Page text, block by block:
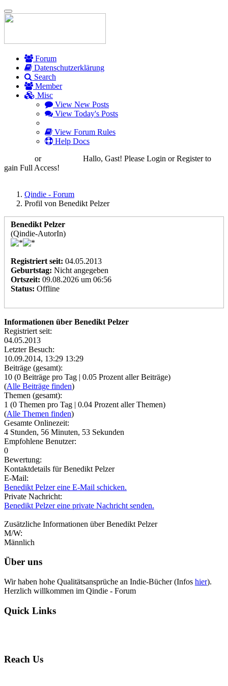
Toggle
navigation
Forum
Datenschutzerklärung
Search
Member
Misc
View New Posts
View Today's Posts
View Forum Rules
Help Docs
or
Hallo, Gast! Please Login or Register to
gain Full Access!
Qindie - Forum
Profil von Benedikt Pelzer
Benedikt Pelzer
(Qindie-AutorIn)
Registriert seit: 04.05.2013
Geburtstag: Nicht angegeben
Ortszeit: 09.08.2026 um 06:56
Status: Offline
Informationen über Benedikt Pelzer
Registriert seit:
04.05.2013
Letzter Besuch:
10.09.2014, 13:29 13:29
Beiträge (gesamt):
10 (0 Beiträge pro Tag | 0.05 Prozent aller Beiträge)
(Alle Beiträge finden)
Themen (gesamt):
1 (0 Themen pro Tag | 0.04 Prozent aller Themen)
(Alle Themen finden)
Gesamte Onlinezeit:
4 Stunden, 56 Minuten, 53 Sekunden
Empfohlene Benutzer:
0
Bewertung:
Kontaktdetails für Benedikt Pelzer
E-Mail:
Benedikt Pelzer eine E-Mail schicken.
Private Nachricht:
Benedikt Pelzer eine private Nachricht senden.
Zusätzliche Informationen über Benedikt Pelzer
M/W:
Männlich
Über uns
Wir haben hohe Qualitätsansprüche an Indie-Bücher (Infos hier).
Herzlich willkommen im Qindie - Forum
Quick Links
Reach Us